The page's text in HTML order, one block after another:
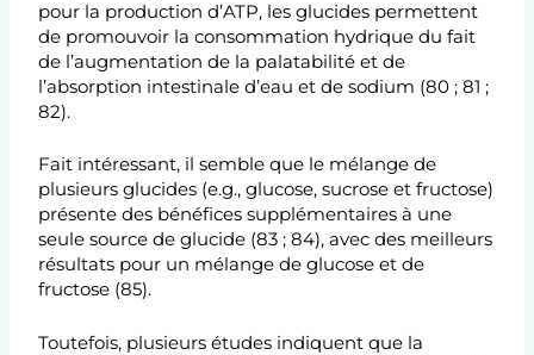
pour la production d’ATP, les glucides permettent
de promouvoir la consommation hydrique du fait
de l’augmentation de la palatabilité et de
l’absorption intestinale d’eau et de sodium (80 ; 81 ;
82).
Fait intéressant, il semble que le mélange de
plusieurs glucides (e.g., glucose, sucrose et fructose)
présente des bénéfices supplémentaires à une
seule source de glucide (83 ; 84), avec des meilleurs
résultats pour un mélange de glucose et de
fructose (85).
Toutefois, plusieurs études indiquent que la